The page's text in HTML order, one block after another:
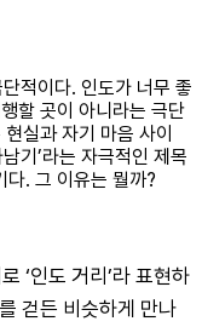
적이다. 인도가 너무 좋
할 곳이 아니라는 극단
실과 자기 마음 사이
기’라는 자극적인 제목
다. 그 이유는 뭘까?
‘인도 거리’라 표현하
걷든 비슷하게 만나